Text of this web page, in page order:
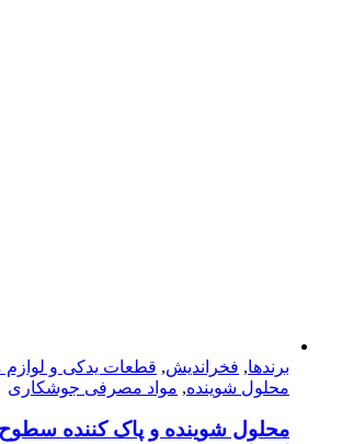
برندها, فخراندیش, قطعات یدکی و
محلول شوینده, مواد مصرفی جوشکاری
محلول شوینده و پاک کننده